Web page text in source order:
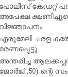
പോലീസ് കേഡറ്റ്
അപേക്ഷ
വിജ്ഞാപനം
എരുമേലി ചരള
മരണപ്പെട്ടു.
അന്തരിച്ച
ജോർജ് ,50) ന്റെ